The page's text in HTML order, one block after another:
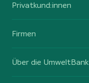
Privatkund:innen
Firmen
Über die UmweltBank